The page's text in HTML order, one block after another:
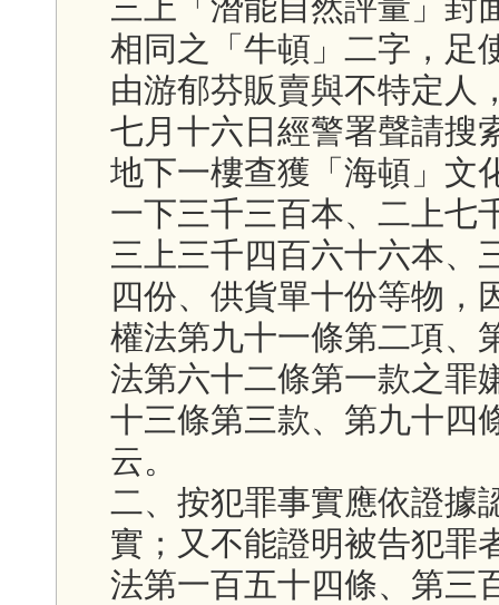
三上「潛能自然評量」封
相同之「牛頓」二字，足
由游郁芬販賣與不特定人
七月十六日經警署聲請搜
地下一樓查獲「海頓」文
一下三千三百本、二上七
三上三千四百六十六本、
四份、供貨單十份等物，
權法第九十一條第二項、
法第六十二條第一款之罪
十三條第三款、第九十四
云。
二、按犯罪事實應依證據
實；又不能證明被告犯罪
法第一百五十四條、第三